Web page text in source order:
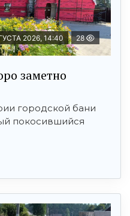
2026, 14:40 28
заметно
городской бани
покосившийся